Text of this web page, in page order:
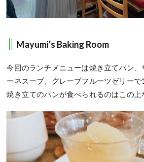
Mayumi’s Baking Room
今回のランチメニューは焼き立てパン、
ーネスープ、グレープフルーツゼリーで
焼き立てのパンが食べられるのはこの上